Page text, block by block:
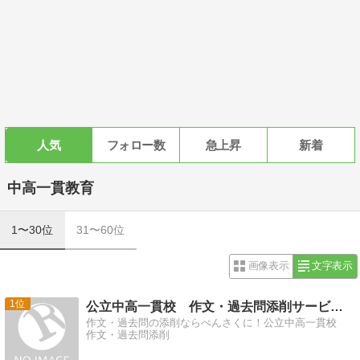
人気 フォロー数 急上昇 新着
中高一貫教育
1〜30位 31〜60位
画像表示 文字表示
1 公立中高一貫校 作文・過去問添削サービス ぺんさく
作文・過去問の添削ならぺんさくに！公立中高一貫校
作文・過去問添削